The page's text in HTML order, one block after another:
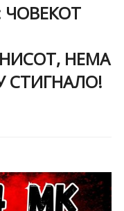
ЧОВЕКОТ
НЕМА
СТИГНАЛО!